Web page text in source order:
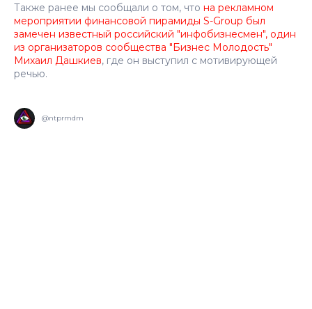
Также ранее мы сообщали о том, что на рекламном
мероприятии финансовой пирамиды S-Group был
замечен известный российский "инфобизнесмен", один
из организаторов сообщества "Бизнес Молодость"
Михаил Дашкиев, где он выступил с мотивирующей
речью.
@ntprmdm